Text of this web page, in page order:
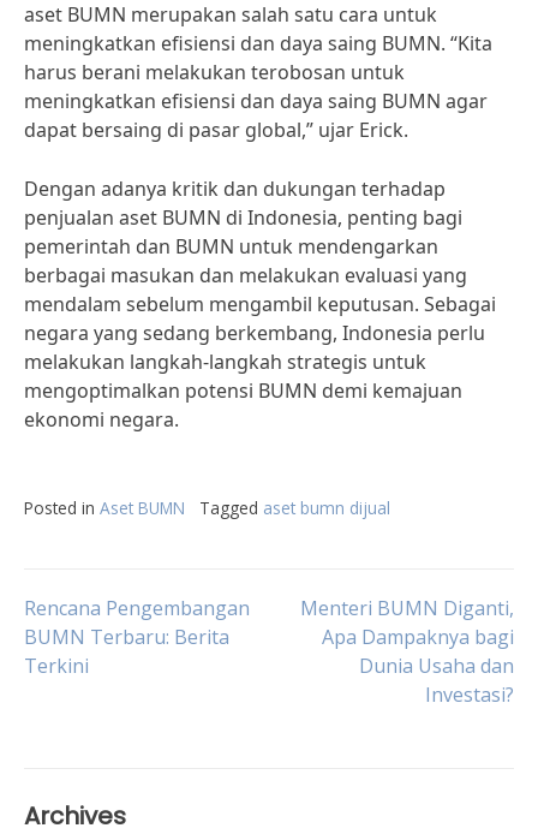
aset BUMN merupakan salah satu cara untuk
meningkatkan efisiensi dan daya saing BUMN. “Kita
harus berani melakukan terobosan untuk
meningkatkan efisiensi dan daya saing BUMN agar
dapat bersaing di pasar global,” ujar Erick.
Dengan adanya kritik dan dukungan terhadap
penjualan aset BUMN di Indonesia, penting bagi
pemerintah dan BUMN untuk mendengarkan
berbagai masukan dan melakukan evaluasi yang
mendalam sebelum mengambil keputusan. Sebagai
negara yang sedang berkembang, Indonesia perlu
melakukan langkah-langkah strategis untuk
mengoptimalkan potensi BUMN demi kemajuan
ekonomi negara.
Posted in Aset BUMN Tagged aset bumn dijual
Post
navigation
Rencana Pengembangan
BUMN Terbaru: Berita
Terkini
Menteri BUMN Diganti,
Apa Dampaknya bagi
Dunia Usaha dan
Investasi?
Archives